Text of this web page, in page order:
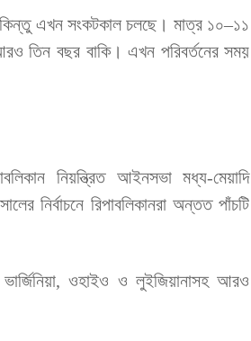
কিন্তু এখন সংকটকাল চলছে। মাত্র ১০–১১
তিন বছর বাকি। এখন পরিবর্তনের সময়
নিয়ন্ত্রিত আইনসভা মধ্য-মেয়াদি
নির্বাচনে রিপাবলিকানরা অন্তত পাঁচটি
ভার্জিনিয়া, ওহাইও ও লুইজিয়ানাসহ আরও